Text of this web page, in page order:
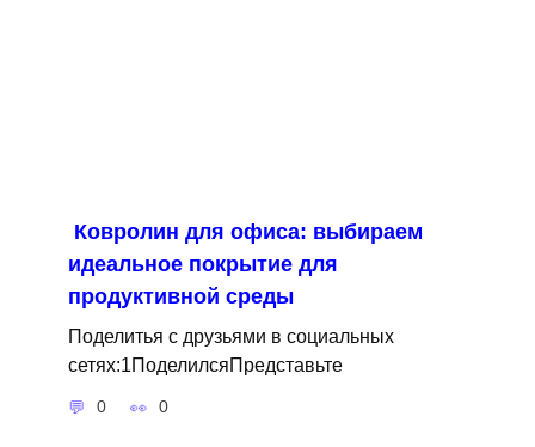
Ковролин для офиса: выбираем
идеальное покрытие для
продуктивной среды
Поделитья с друзьями в социальных
сетях:1ПоделилсяПредставьте
0 0